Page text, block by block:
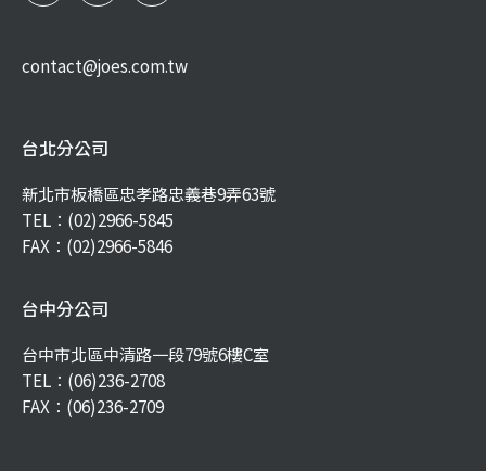
contact@joes.com.tw
台北分公司
新北市板橋區忠孝路忠義巷9弄63號
TEL： (02)2966-5845
FAX：(02)2966-5846
台中分公司
台中市北區中清路一段79號6樓C室
TEL： (06)236-2708
FAX：(06)236-2709